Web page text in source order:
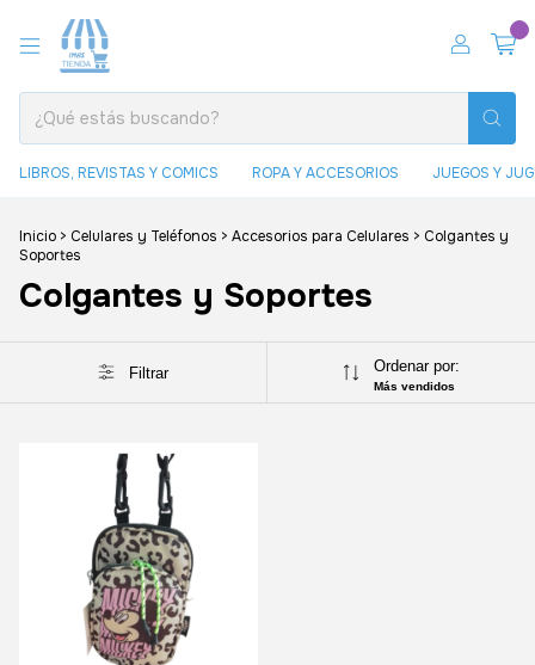
LIBROS, REVISTAS Y COMICS ROPA Y ACCESORIOS JUEGOS Y
Inicio > Celulares y Teléfonos > Accesorios para Celulares > Colgantes y
Soportes
Colgantes y Soportes
Filtrar Ordenar por:
Más vendidos